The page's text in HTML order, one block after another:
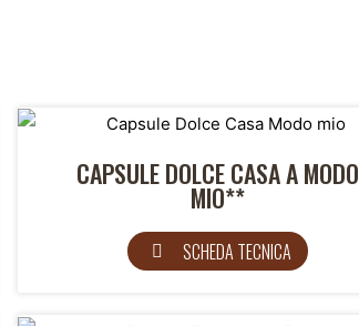
CAPSULE DOLCE CASA A MODO
MIO**
SCHEDA TECNICA